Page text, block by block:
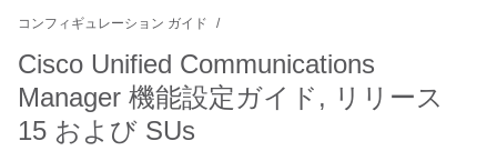
コンフィギュレーション ガイド
Cisco Unified Communications
Manager 機能設定ガイド, リリース
15 および SUs